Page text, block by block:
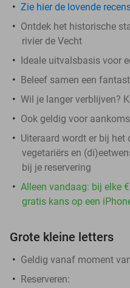
Zie hier de lovende
Ontdek het historische
rivier de Vecht
Ideale uitvalsbasis voor
Beleef samen een
Wil je langer verblijven?
Ook geldig voor
Uiteraard wordt er bij
vegetariërs en
bij je reservering
Alleen vandaag: bij elke
gratis kans op een
Grote kleine letters
Geldig vanaf moment
Reserveren: